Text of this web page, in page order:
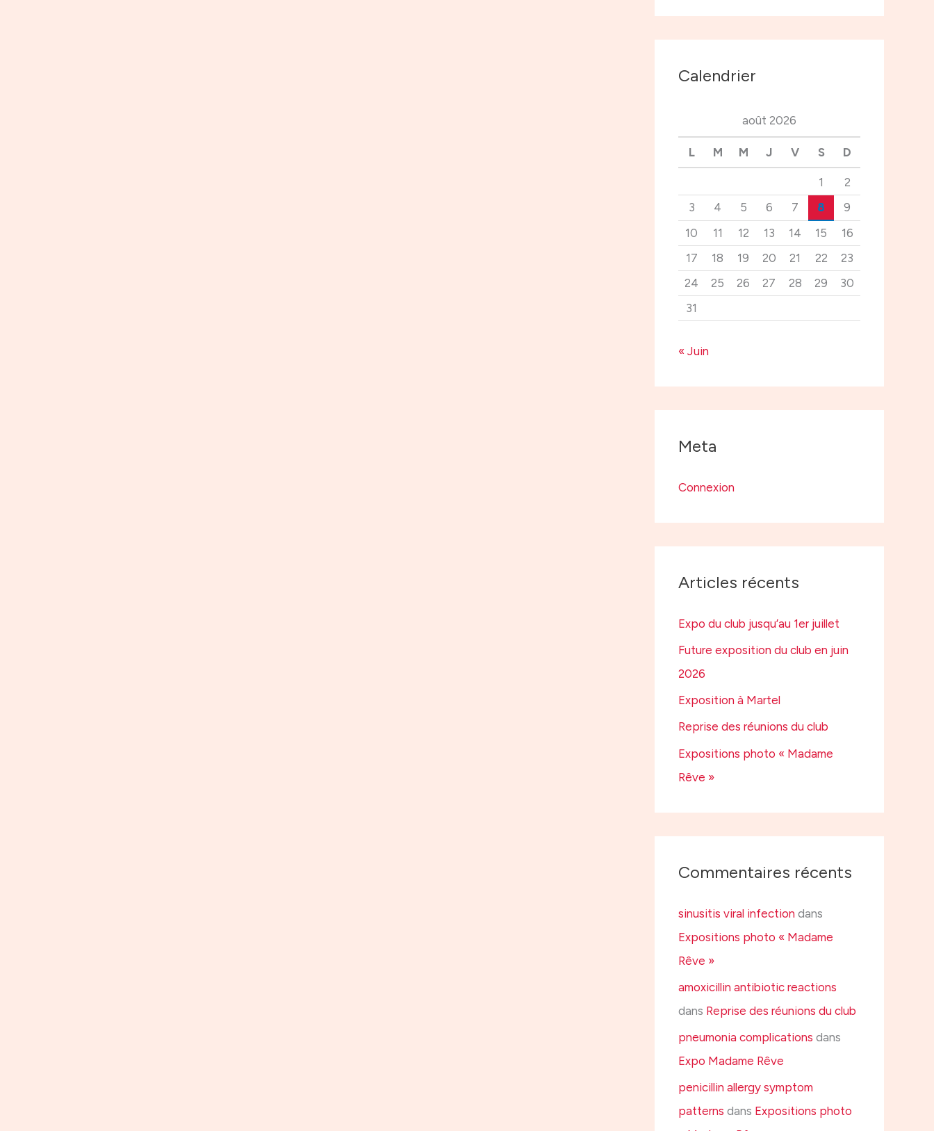
Calendrier
août 2026
L M M J V S D
1
2
3
4 5 6 7 8
9
10
11 12 13 14 15
16
17
18 19 20 21 22
23
24
25 26 27 28 29
30
31
« Juin
Meta
Connexion
Articles récents
Expo du club jusqu’au 1er juillet
Future exposition du club en juin
2026
Exposition à Martel
Reprise des réunions du club
Expositions photo « Madame
Rêve »
Commentaires récents
sinusitis viral infection dans
Expositions photo « Madame
Rêve »
amoxicillin antibiotic reactions
dans Reprise des réunions du club
pneumonia complications dans
Expo Madame Rêve
penicillin allergy symptom
patterns dans Expositions photo